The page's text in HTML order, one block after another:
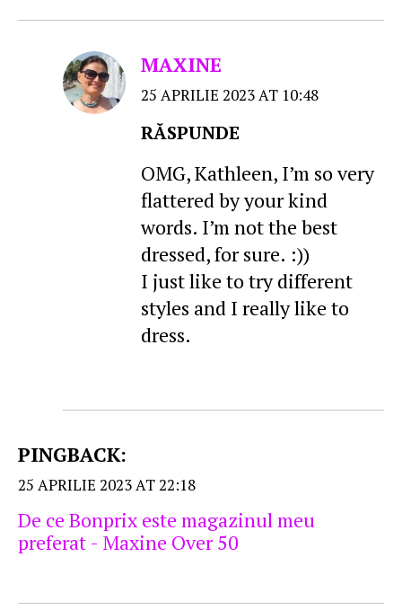
MAXINE
25 APRILIE 2023 AT 10:48
RĂSPUNDE
OMG, Kathleen, I’m so very
flattered by your kind
words. I’m not the best
dressed, for sure. :))
I just like to try different
styles and I really like to
dress.
PINGBACK:
25 APRILIE 2023 AT 22:18
De ce Bonprix este magazinul meu
preferat - Maxine Over 50